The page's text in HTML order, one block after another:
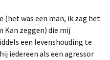
(het was een man, ik zag het
Kan zeggen) die mij
een levenshouding te
iedereen als een agressor